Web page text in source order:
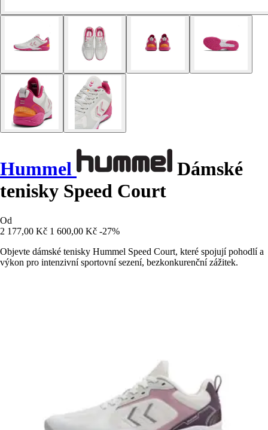
Hummel
Dámské
tenisky Speed Court
Od
2 177,00 Kč 1 600,00 Kč -27%
Objevte dámské tenisky Hummel Speed Court, které spojují pohodlí a
výkon pro intenzivní sportovní sezení, bezkonkurenční zážitek.